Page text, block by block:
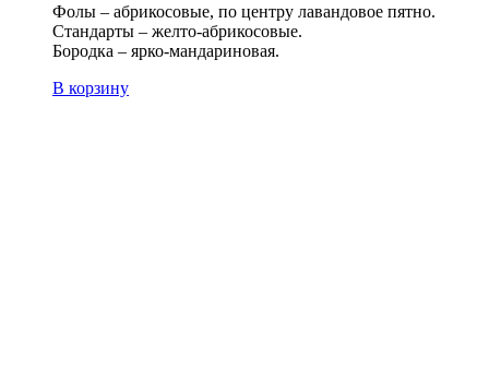
Фолы – абрикосовые, по центру лавандовое пятно.
Стандарты – желто-абрикосовые.
Бородка – ярко-мандариновая.
В корзину